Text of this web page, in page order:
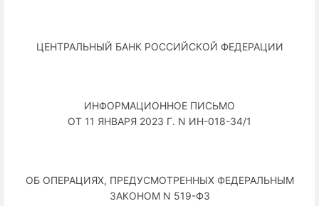
ЦЕНТРАЛЬНЫЙ БАНК РОССИЙСКОЙ ФЕДЕРАЦИИ
ИНФОРМАЦИОННОЕ ПИСЬМО
ОТ 11 ЯНВАРЯ 2023 Г. N ИН-018-34/1
ОБ ОПЕРАЦИЯХ, ПРЕДУСМОТРЕННЫХ ФЕДЕРАЛЬНЫМ
ЗАКОНОМ N 519-ФЗ